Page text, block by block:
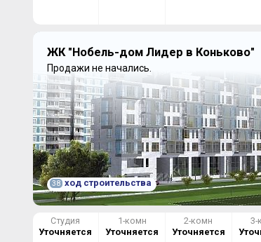
ЖК "Нобель-дом Лидер в Коньково"
Продажи не начались.
38 ход строительства
Студия
Уточняется
1-комн
Уточняется
2-комн
Уточняется
3-